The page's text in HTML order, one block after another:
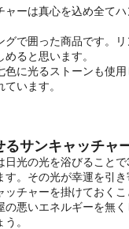
ャーは真心を込め全て
グで囲った商品です。
ると思います。
色に光るストーンも使
います。
るサンキャッチャ
日光の光を浴びること
す。その光が幸運を引
ッチャーを掛けておく
の悪いエネルギーを無
。